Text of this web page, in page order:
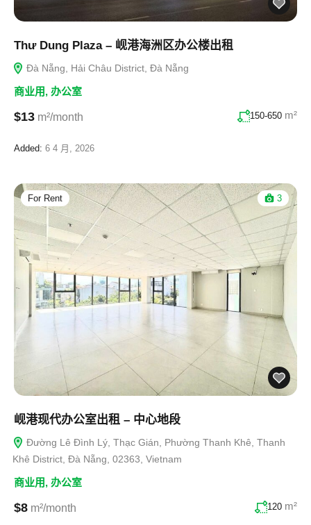
Thư Dung Plaza – 岘港海洲区办公楼出租
Đà Nẵng, Hải Châu District, Đà Nẵng
商业用, 办公室
$13 m²/month 150-650 m²
Added: 6 4 月, 2026
For Rent 3
岘港现代办公室出租 – 中心地段
Đường Lê Đình Lý, Thạc Gián, Phường Thanh Khê, Thanh
Khê District, Đà Nẵng, 02363, Vietnam
商业用, 办公室
$8 m²/month 120 m²